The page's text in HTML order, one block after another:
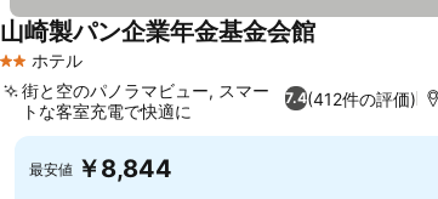
2 ホテルのランク
ホテル
山崎製パン企業年金基金会館
7.4(412件の評価)
街と空のパノラマビュー, スマー
トな客室充電で快適に
最安値 ￥8,844